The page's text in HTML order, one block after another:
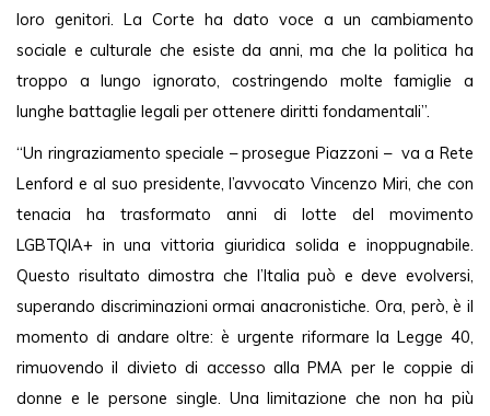
loro genitori. La Corte ha dato voce a un cambiamento
sociale e culturale che esiste da anni, ma che la politica ha
troppo a lungo ignorato, costringendo molte famiglie a
lunghe battaglie legali per ottenere diritti fondamentali”.
“Un ringraziamento speciale – prosegue Piazzoni –  va a Rete
Lenford e al suo presidente, l’avvocato Vincenzo Miri, che con
tenacia ha trasformato anni di lotte del movimento
LGBTQIA+ in una vittoria giuridica solida e inoppugnabile.
Questo risultato dimostra che l’Italia può e deve evolversi,
superando discriminazioni ormai anacronistiche. Ora, però, è il
momento di andare oltre: è urgente riformare la Legge 40,
rimuovendo il divieto di accesso alla PMA per le coppie di
donne e le persone single. Una limitazione che non ha più